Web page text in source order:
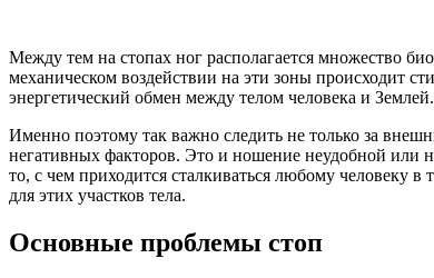
Между тем на стопах ног располагается множество
механическом воздействии на эти зоны происходит
энергетический обмен между телом человека и Землей.
Именно поэтому так важно следить не только за
негативных факторов. Это и ношение неудобной или
то, с чем приходится сталкиваться любому человеку
для этих участков тела.
Основные проблемы стоп